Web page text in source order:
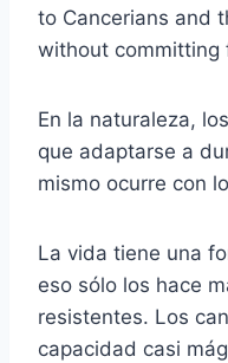
to Cancerians and
without committing
En la naturaleza,
que adaptarse a
mismo ocurre con
La vida tiene una
eso sólo los hace
resistentes. Los
capacidad casi